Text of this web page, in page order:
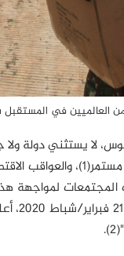
لا يستثني دولة
الصراع كأنه مشهد حرب،